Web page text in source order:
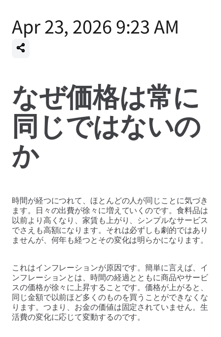
Apr 23, 2026 9:23 AM
なぜ価格は常に
同じではないの
か
時間が経つにつれて、ほとんどの人が同じことに気づき
ます。日々の出費が徐々に増えていくのです。食料品は
以前より高くなり、家賃も上がり、シンプルなサービス
でさえも高額になります。それは必ずしも劇的ではあり
ませんが、何年も経つとその変化は明らかになります。
これはインフレーションが原因です。簡単に言えば、イ
ンフレーションとは、時間の経過とともに商品やサービ
スの価格が徐々に上昇することです。価格が上がると、
同じ金額で以前ほど多くのものを買うことができなくな
ります。つまり、お金の価値は固定されていません。生
活費の変化に応じて変動するのです。